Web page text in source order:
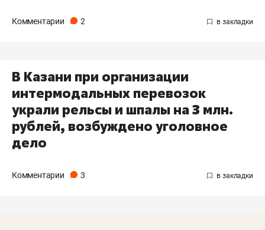
Комментарии 2
В Казани при организации
интермодальных перевозок
украли рельсы и шпалы на 3 млн.
рублей, возбуждено уголовное
дело
Комментарии 3